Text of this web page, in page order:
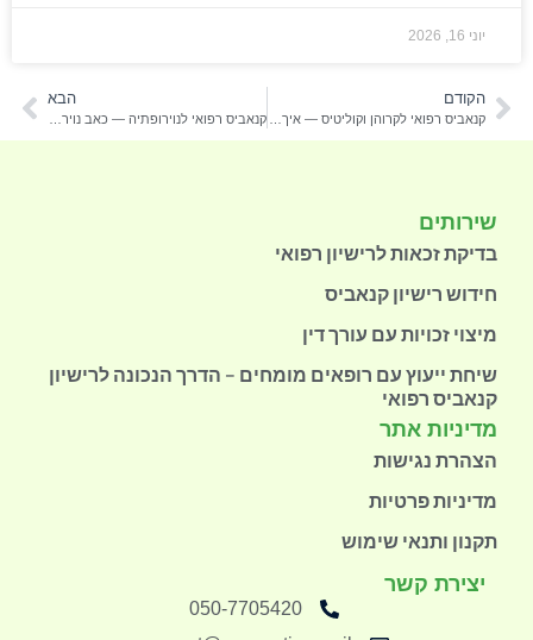
יוני 16, 2026
הקודם
קנאביס רפואי לקרוהן וקוליטיס — איך מקבלים רישיון ב-2026 + מה המחקרים מראים
הבא
קנאביס רפואי לנוירופתיה — כאב נוירופתי, מחקרים ותהליך רישיון 2026
שירותים
בדיקת זכאות לרישיון רפואי
חידוש רישיון קנאביס
מיצוי זכויות עם עורך דין
שיחת ייעוץ עם רופאים מומחים – הדרך הנכונה לרישיון
קנאביס רפואי
מדיניות אתר
הצהרת נגישות
מדיניות פרטיות
תקנון ותנאי שימוש
יצירת קשר
050-7705420